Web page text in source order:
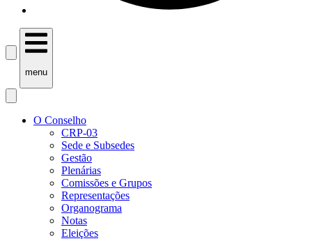
menu
O Conselho
CRP-03
Sede e Subsedes
Gestão
Plenárias
Comissões e Grupos
Representações
Organograma
Notas
Eleições